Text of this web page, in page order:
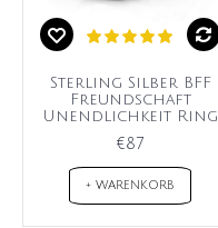
Sterling Silber BFF
Freundschaft
Unendlichkeit Ring
€87
+ WARENKORB